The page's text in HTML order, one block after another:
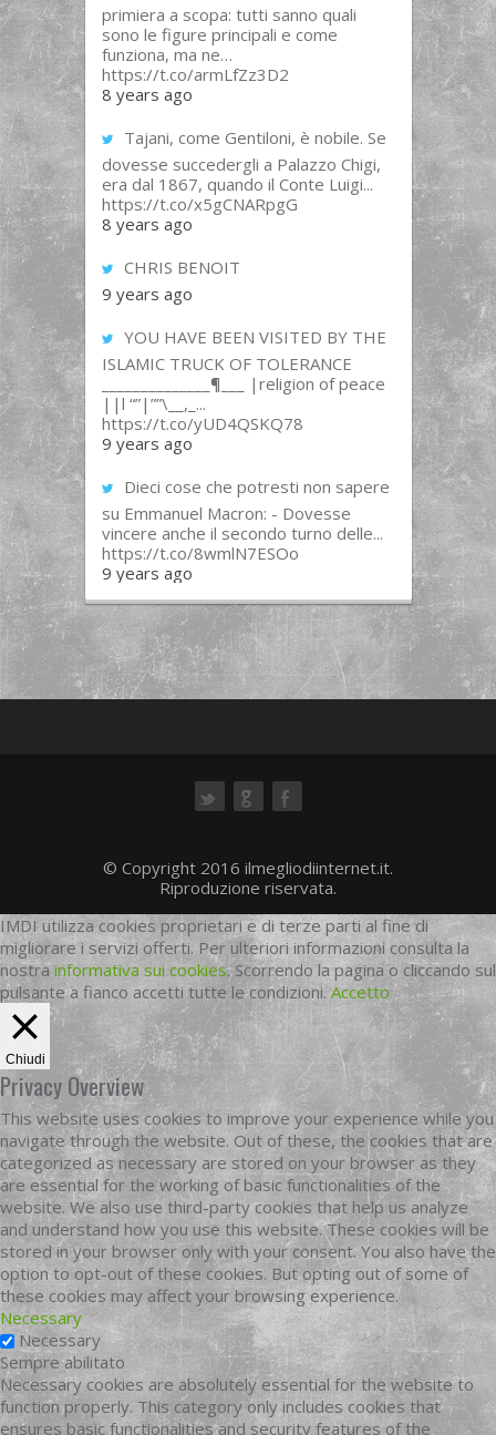
primiera a scopa: tutti sanno quali
sono le figure principali e come
funziona, ma ne…
https://t.co/armLfZz3D2
8 years ago
Tajani, come Gentiloni, è nobile. Se
dovesse succedergli a Palazzo Chigi,
era dal 1867, quando il Conte Luigi...
https://t.co/x5gCNARpgG
8 years ago
CHRIS BENOIT
9 years ago
YOU HAVE BEEN VISITED BY THE
ISLAMIC TRUCK OF TOLERANCE
______________¶___ |religion of peace
||l “”|””\__,_...
https://t.co/yUD4QSKQ78
9 years ago
Dieci cose che potresti non sapere
su Emmanuel Macron: - Dovesse
vincere anche il secondo turno delle...
https://t.co/8wmlN7ESOo
9 years ago
© Copyright 2016 ilmegliodiinternet.it.
Riproduzione riservata.
IMDI utilizza cookies proprietari e di terze parti al fine di
migliorare i servizi offerti. Per ulteriori informazioni consulta la
nostrainformativa sui cookies. Scorrendo la pagina o cliccando sul
pulsante a fianco accetti tutte le condizioni.Accetto
Chiudi
Privacy Overview
This website uses cookies to improve your experience while you
navigate through the website. Out of these, the cookies that are
categorized as necessary are stored on your browser as they
are essential for the working of basic functionalities of the
website. We also use third-party cookies that help us analyze
and understand how you use this website. These cookies will be
stored in your browser only with your consent. You also have the
option to opt-out of these cookies. But opting out of some of
these cookies may affect your browsing experience.
Necessary
Necessary
Sempre abilitato
Necessary cookies are absolutely essential for the website to
function properly. This category only includes cookies that
ensures basic functionalities and security features of the